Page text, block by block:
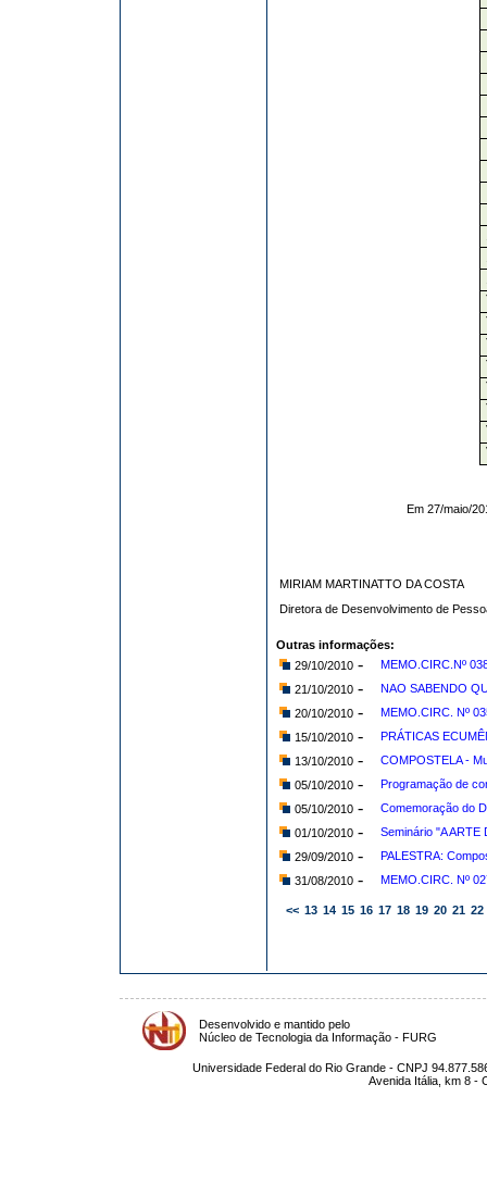
Em 27/maio/
MIRIAM MARTINATTO DA COSTA
Diretora de Desenvolvimento de
Outras informações:
29/10/2010 -
MEMO.CIRC.Nº
21/10/2010 -
NAO SABENDO
20/10/2010 -
MEMO.CIRC. Nº
15/10/2010 -
PRÁTICAS
13/10/2010 -
COMPOSTELA -
05/10/2010 -
Programação de
05/10/2010 -
Comemoração do
01/10/2010 -
Seminário "A ARTE
29/09/2010 -
PALESTRA:
31/08/2010 - MEMO.CIRC. Nº
<< 13 14 15 16 17 18 19 20 21 22
Desenvolvido e mantido pelo
Núcleo de Tecnologia da Informação - FURG
Universidade Federal do Rio Grande - CNPJ
Avenida Itália, km 8 -